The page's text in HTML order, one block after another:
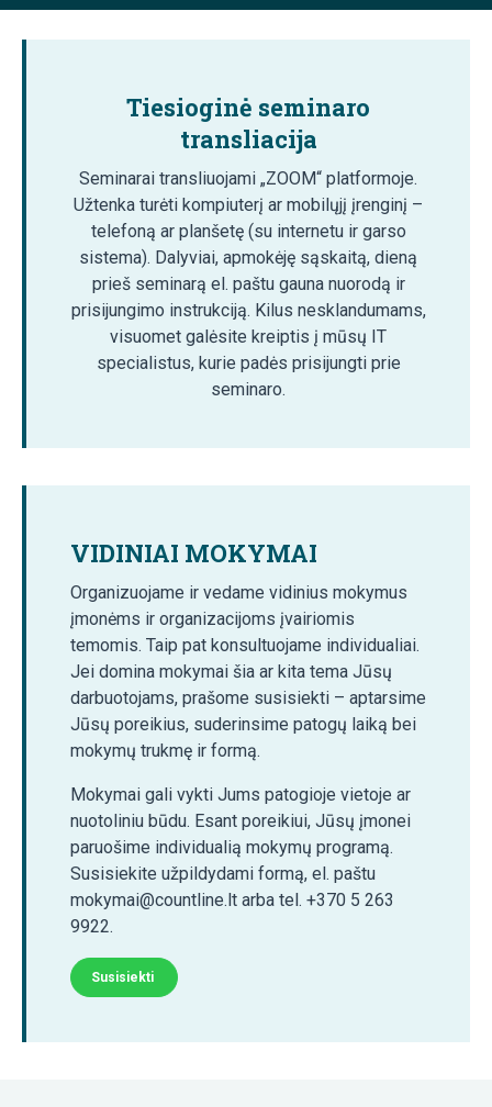
Tiesioginė seminaro
transliacija
Seminarai transliuojami „ZOOM“ platformoje.
Užtenka turėti kompiuterį ar mobilųjį įrenginį –
telefoną ar planšetę (su internetu ir garso
sistema). Dalyviai, apmokėję sąskaitą, dieną
prieš seminarą el. paštu gauna nuorodą ir
prisijungimo instrukciją. Kilus nesklandumams,
visuomet galėsite kreiptis į mūsų IT
specialistus, kurie padės prisijungti prie
seminaro.
VIDINIAI MOKYMAI
Organizuojame ir vedame vidinius mokymus
įmonėms ir organizacijoms įvairiomis
temomis. Taip pat konsultuojame individualiai.
Jei domina mokymai šia ar kita tema Jūsų
darbuotojams, prašome susisiekti – aptarsime
Jūsų poreikius, suderinsime patogų laiką bei
mokymų trukmę ir formą.
Mokymai gali vykti Jums patogioje vietoje ar
nuotoliniu būdu. Esant poreikiui, Jūsų įmonei
paruošime individualią mokymų programą.
Susisiekite užpildydami formą, el. paštu
mokymai@countline.lt arba tel. +370 5 263
9922.
Susisiekti